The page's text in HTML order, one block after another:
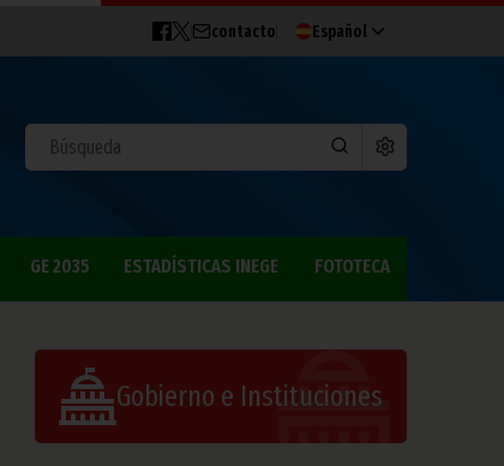
contacto Español
GE 2035 ESTADÍSTICAS INEGE FOTOTECA
Gobierno e Instituciones